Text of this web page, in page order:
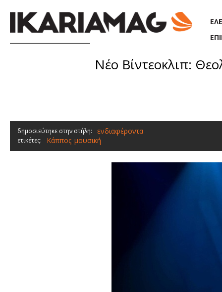
Νέο Βίντεοκλιπ:
δημοσιεύτηκε στην στήλη: ενδιαφέροντα
ετικέτες: Κάππος, μουσική